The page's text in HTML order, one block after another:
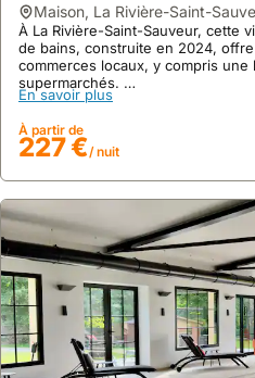
maison, La Rivière-Saint-
À La Rivière-Saint-Sauveur, cette
de bains, construite en 2024,
commerces locaux, y compris
supermarchés.
Profitez d'une spacieuse terrasse
intérieur moderne pouvant
un parking pour deux voitures et
demande.
En savoir plus
À partir de
227 €/ nuit